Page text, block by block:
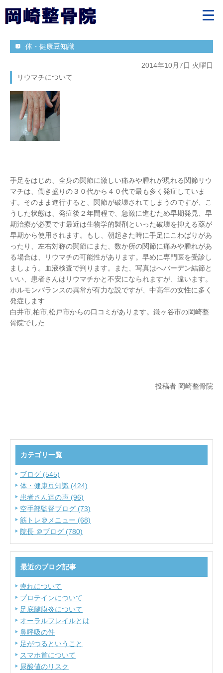
体・健康豆知識
2014年10月7日 火曜日
リウマチについて
手足をはじめ、全身の関節に激しい痛みや腫れが現れる関節リウ
マチは、働き盛りの３０代から４０代で最も多く発症していま
す。そのまま進行すると、関節が破壊されてしまうのですが、こ
うした状態は、発症後２年間程で、急激に進むため早期発見、早
期治療が必要です最近は生物学的製剤といった破壊を抑える薬が
早期から使用されます。もし、朝起きた時に手足にこわばりがあ
ったり、左右対称の関節にまた、数か所の関節に痛みや腫れがあ
る場合は、リウマチの可能性があります。早めに専門医を受診し
ましょう。血液検査で判ります。また、写真はへバーデン結節と
いい、患者さんはリウマチかと不安になられますが、違います。
ホルモンバランスの異常が有力な説ですが、中高年の女性に多く
発症します
白井市,柏市,松戸市からの口コミがあります。鎌ヶ谷市の岡崎整
骨院でした
投稿者 岡崎整骨院
カテゴリ一覧
ブログ (545)
体・健康豆知識 (424)
患者さん達の声 (96)
空手部監督ブログ (73)
筋トレ＠メニュー (68)
院長 ＠ブログ (780)
最近のブログ記事
痺れについて
プロテインについて
足底腱膜炎について
オーラルフレイルとは
鼻呼吸の件
足がつるということ
スマホ首について
尿酸値のリスク